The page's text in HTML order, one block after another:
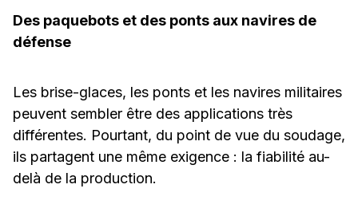
Des paquebots et des ponts aux navires de
défense
Les brise-glaces, les ponts et les navires militaires
peuvent sembler être des applications très
différentes. Pourtant, du point de vue du soudage,
ils partagent une même exigence : la fiabilité au-
delà de la production.